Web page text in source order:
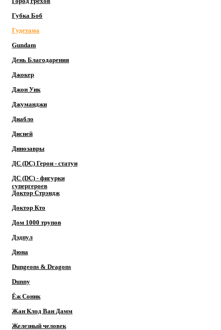
Губка Боб
Гудетама
Gundam
День Благодарения
Джокер
Джон Уик
Джуманджи
Диабло
Дисней
Динозавры
ДС (DC) Герои - cтатуи
ДС (DC) - фигурки
супергероев
Доктор Cтрэндж
Доктор Кто
Дом 1000 трупов
Дэдпул
Дюна
Dungeons & Dragons
Dunny
Ёж Соник
Жан Клод Ван Дамм
Железный человек